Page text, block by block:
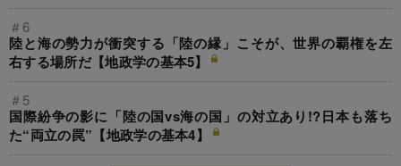
＃6
陸と海の勢力が衝突する「陸の縁」こそが、世界の覇権を左
右する場所だ【地政学の基本5】
＃5
国際紛争の影に「陸の国vs海の国」の対立あり!?日本も落ち
た“両立の罠”【地政学の基本4】